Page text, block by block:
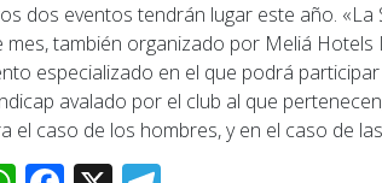
dos eventos tendrán lugar este año.
mes, también organizado por Meliá
especializado en el que podrá
avalado por el club al que
el caso de los hombres, y en el caso de